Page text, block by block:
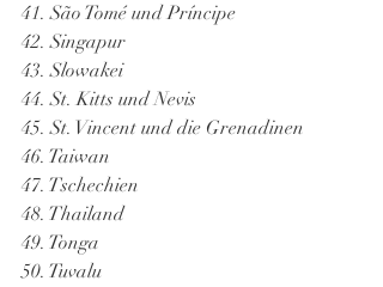
41. São Tomé und Príncipe
42. Singapur
43. Slowakei
44. St. Kitts und Nevis
45. St. Vincent und die Grenadinen
46. Taiwan
47. Tschechien
48. Thailand
49. Tonga
50. Tuvalu